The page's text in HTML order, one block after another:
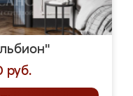
руб.